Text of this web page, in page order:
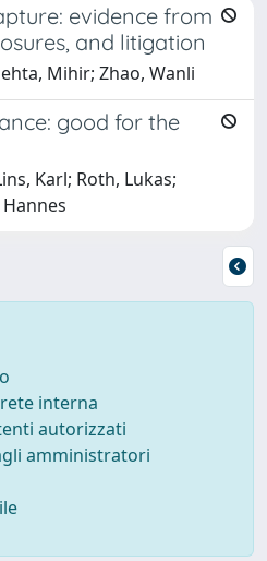
evidence from
and litigation
Mihir; Zhao, Wanli
good for the
Karl; Roth, Lukas;
interna
autorizzati
amministratori